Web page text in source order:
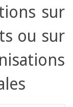
sur
ou sur